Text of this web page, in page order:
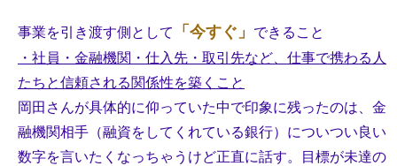
事業を引き渡す側として 「今すぐ」
できること
・社員・金融機関・仕入先・取引先など、仕事で携わる人
たちと信頼される関係性を築くこと
岡田さんが具体的に仰っていた中で印象に残ったのは、金
融機関相手（融資をしてくれている銀行）についつい良い
数字を言いたくなっちゃうけど正直に話す。目標が未達の